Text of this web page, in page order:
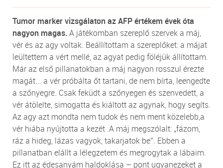
Tumor marker vizsgálaton az AFP értékem évek óta
nagyon magas. A játékomban szereplő szervek a máj,
vér és az agy voltak. Beállítottam a szereplőket: a májat
leültettem a vért mellé, az agyat pedig föléjük állítottam.
Már az első pillanatokban a máj nagyon rosszul érezte
magát... a vér próbálta őt tartani, de nem bírta, leengedte
a szőnyegre. Csak feküdt a szőnyegen és szenvedett, a
vér átölelte, simogatta és kiáltott az agynak, hogy segíts.
Az agy azt mondta nem tudok és nem ment közelebb,a
vér hiába nyújtotta a kezét .A máj megszólalt: „fázom,
ráz a hideg, lázas vagyok, takarjatok be”. Ebben a
pillanatban elállt a lélegzetem és megrogytak a lábaim.
Ez itt az édesanyám haldoklása – pont ugyanezeket a